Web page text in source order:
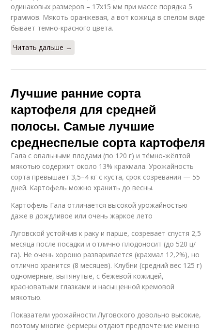
одинаковых размеров – 17х15 мм при массе порядка 5
граммов. Мякоть оранжевая, а вот кожица в спелом виде
бывает темно-красного цвета.
Читать дальше →
Лучшие ранние сорта
картофеля для средней
полосы. Самые лучшие
среднеспелые сорта картофеля
Гала с овальными плодами (по 120 г) и тёмно-жёлтой
мякотью содержит около 13% крахмала. Урожайность
сорта превышает 3,5–4 кг с куста, срок созревания — 55
дней. Картофель можно хранить до весны.
Картофель Гала отличается высокой урожайностью
даже в дождливое или очень жаркое лето
Луговской устойчив к раку и парше, созревает спустя 2,5
месяца после посадки и отлично плодоносит (до 520 ц/
га). Не очень хорошо разваривается (крахмал 12,2%), но
отлично хранится (8 месяцев). Клубни (средний вес 125 г)
одномерные, вытянутые, с бежевой кожицей,
красноватыми глазками и насыщенной кремовой
мякотью.
Показатели урожайности Луговского довольно высокие,
поэтому многие фермеры отдают предпочтение именно